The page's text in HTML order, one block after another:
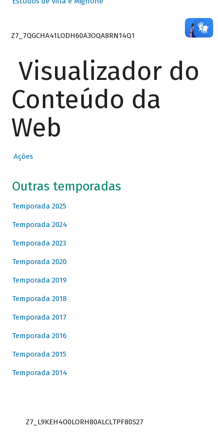
Z7_7QGCHA41LODH60A3OQA8RN14Q1
Visualizador do
Conteúdo da
Web
Ações
Outras temporadas
Temporada 2025
Temporada 2024
Temporada 2023
Temporada 2020
Temporada 2019
Temporada 2018
Temporada 2017
Temporada 2016
Temporada 2015
Temporada 2014
Z7_L9KEH4O0LORH80ALCLTPF80S27